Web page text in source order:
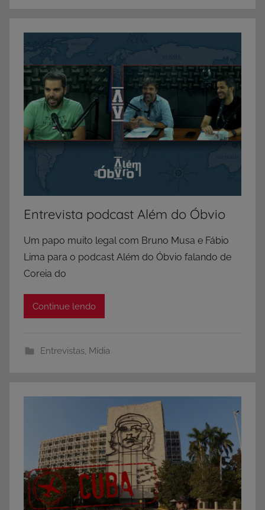
Entrevista podcast Além do Óbvio
Um papo muito legal com Bruno Musa e Fábio
Lima para o podcast Além do Óbvio falando de
Coreia do
Continue lendo
Entrevistas, Mídia